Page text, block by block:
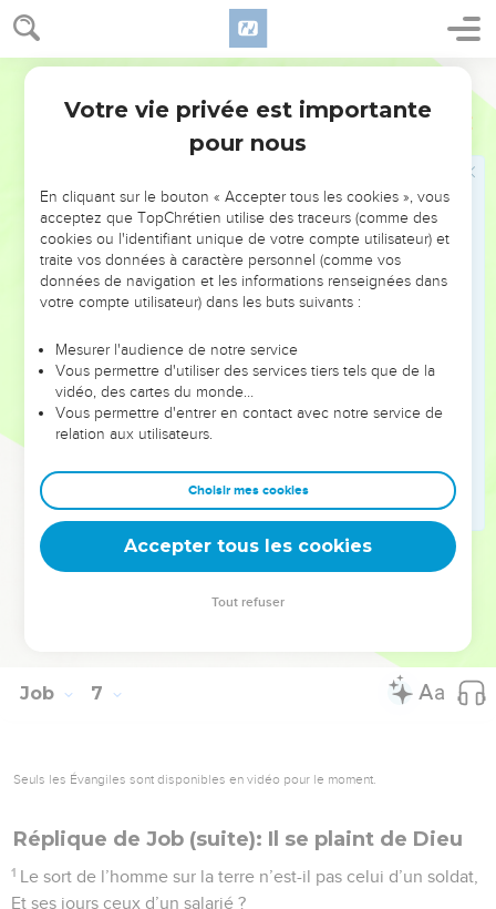
6
terreur, et vous avez de la crainte !
22 Vous ai-je dit : Donnez-moi quelque chose, Faites en ma
faveur des présents avec vos biens,
Faites-moi échapper à la main de l’adversaire, Libérez-moi
quoi je me suis égaré.
Que les discours droits sont persuasifs ! Mais que
prouvent vos reproches ?
Pensez-vous faire des reproches à (mes) propos, Et lancer
au vent les discours d’un désespéré ?
Vous jetteriez le sort même sur un orphelin, Et vous
donneriez en échange votre ami !
Et maintenant, veuillez vous tourner vers moi, Vous
mentirais-je en face ?
ma justice existe encore !
Y a-t-il de l’injustice sur ma langue, Et ma bouche ne
discerne-t-elle pas les calamités ?
© Société biblique française – Bibli’O, 1978, avec autorisation. Pour vous procurer
Job 7
Seuls les Évangiles sont disponibles en vidéo pour le moment.
Réplique de Job (suite): Il se plaint de Dieu
1 Le sort de l’homme sur la terre n’est-il pas celui d’un soldat,
Et ses jours ceux d’un salarié ?
Votre vie privée est importante
pour nous
En cliquant sur le bouton « Accepter tous les cookies », vous
acceptez que TopChrétien utilise des traceurs (comme des
cookies ou l'identifiant unique de votre compte utilisateur) et
traite vos données à caractère personnel (comme vos
données de navigation et les informations renseignées dans
votre compte utilisateur) dans les buts suivants :
Mesurer l'audience de notre service
Vous permettre d'utiliser des services tiers tels que de la
vidéo, des cartes du monde…
Vous permettre d'entrer en contact avec notre service de
relation aux utilisateurs.
Choisir mes cookies
Accepter tous les cookies
Tout refuser